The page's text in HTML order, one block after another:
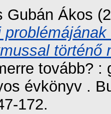
Gubán Ákos
történő
tovább?
évkönyv .
172.